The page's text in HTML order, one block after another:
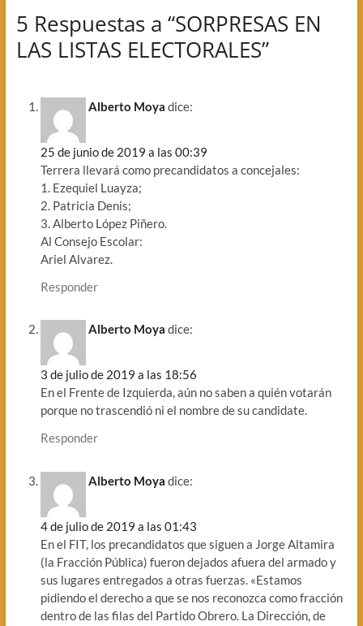
5 Respuestas a “SORPRESAS EN
LAS LISTAS ELECTORALES”
Alberto Moya dice:
25 de junio de 2019 a las 00:39
Terrera llevará como precandidatos a concejales:
1. Ezequiel Luayza;
2. Patricia Denis;
3. Alberto López Piñero.
Al Consejo Escolar:
Ariel Alvarez.
Responder
Alberto Moya dice:
3 de julio de 2019 a las 18:56
En el Frente de Izquierda, aún no saben a quién votarán
porque no trascendió ni el nombre de su candidate.
Responder
Alberto Moya dice:
4 de julio de 2019 a las 01:43
En el FIT, los precandidatos que siguen a Jorge Altamira
(la Fracción Pública) fueron dejados afuera del armado y
sus lugares entregados a otras fuerzas. «Estamos
pidiendo el derecho a que se nos reconozca como fracción
dentro de las filas del Partido Obrero. La Dirección, de